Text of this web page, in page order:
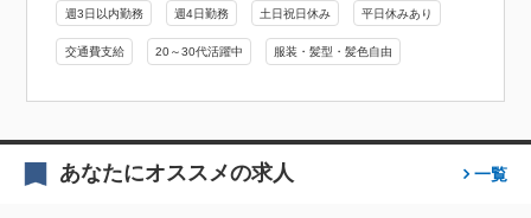
週3日以内勤務 週4日勤務 土日祝日休み 平日休みあり
交通費支給 20～30代活躍中 服装・髪型・髪色自由
あなたにオススメの求人 一覧